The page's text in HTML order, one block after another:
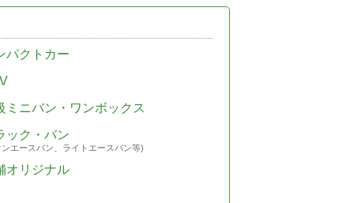
パクトカー
ミニバン・ワンボックス
ック・バン
エースバン、ライトエースバン等)
オリジナル